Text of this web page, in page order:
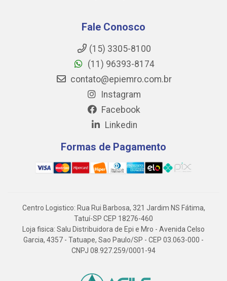
Fale Conosco
(15) 3305-8100
(11) 96393-8174
contato@epiemro.com.br
Instagram
Facebook
Linkedin
Formas de Pagamento
Centro Logistico: Rua Rui Barbosa, 321 Jardim NS Fátima,
Tatuí-SP CEP 18276-460
Loja fisica: Salu Distribuidora de Epi e Mro - Avenida Celso
Garcia, 4357 - Tatuape, Sao Paulo/SP - CEP 03.063-000 -
CNPJ 08.927.259/0001-94